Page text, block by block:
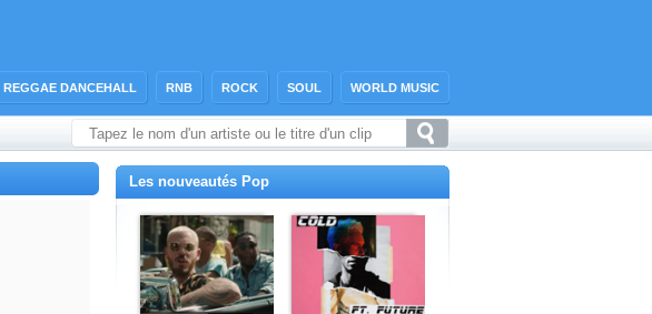
REGGAE DANCEHALL RNB ROCK SOUL WORLD MUSIC
Les nouveautés Pop